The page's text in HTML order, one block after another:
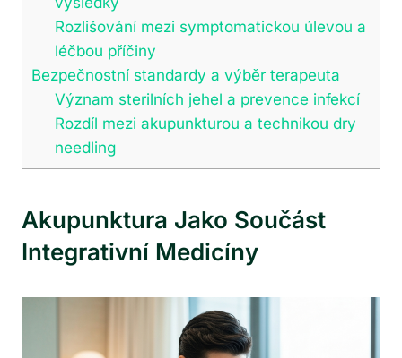
Rozlišování mezi symptomatickou úlevou a
léčbou příčiny
Bezpečnostní standardy a výběr terapeuta
Význam sterilních jehel a prevence infekcí
Rozdíl mezi akupunkturou a technikou dry
needling
Akupunktura Jako Součást
Integrativní Medicíny